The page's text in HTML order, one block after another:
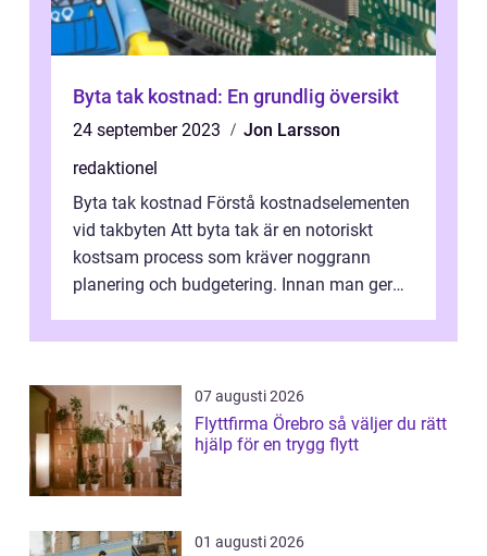
Byta tak kostnad: En grundlig översikt
24 september 2023
Jon Larsson
redaktionel
Byta tak kostnad Förstå kostnadselementen
vid takbyten Att byta tak är en notoriskt
kostsam process som kräver noggrann
planering och budgetering. Innan man ger
07 augusti 2026
Flyttfirma Örebro så väljer du rätt
hjälp för en trygg flytt
01 augusti 2026